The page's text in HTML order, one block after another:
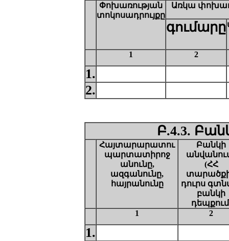
Փոխառության
տոկոսադրույքը
Առկա
գումարը
1 2
1.
2.
Բ.4.3.
Հայտարարատու
պարտատիրոջ
անունը,
ազգանունը,
հայրանունը
Բանկի
(ՀՀ
դուրս
բանկի
1
2
1.